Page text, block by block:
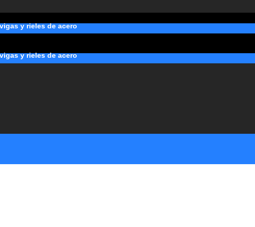
y rieles de acero
y rieles de acero